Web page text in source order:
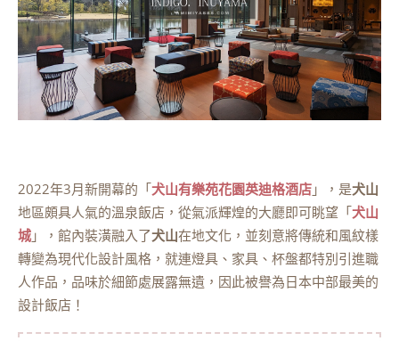
2022年3月新開幕的「犬山有樂苑花園英迪格酒店 」，是犬山
地區頗具人氣的溫泉飯店，從氣派輝煌的大廳即可眺望「犬山
城 」，館內裝潢融入了犬山在地文化，並刻意將傳統和風紋樣
轉變為現代化設計風格，就連燈具、家具、杯盤都特別引進職
人作品，品味於細節處展露無遺，因此被譽為日本中部最美的
設計飯店！